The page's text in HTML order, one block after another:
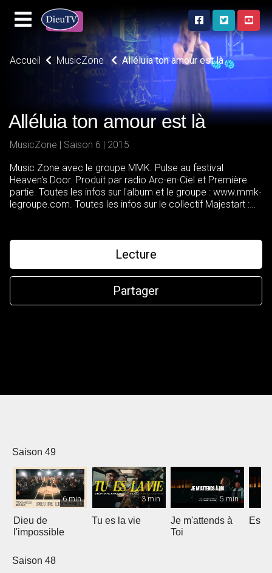
Accueil MusicZone Alléluia ton amour est là
Alléluia ton amour est là
MusicZone | Saison 6 | 2015
Music Zone avec le groupe MMK. Pulse au festival
Heaven's Door. Produit par radio Arc-en-Ciel et Première
partie. Toutes les infos sur l'album et le groupe : www.mmk-
legroupe.com. Toutes les infos sur le collectif Majestart :
Lecture
Partager
Saison 49
6 min
Dieu de
l'impossible
3 min
Tu es la vie
5 min
Je m'attends à
Toi
Saison 48